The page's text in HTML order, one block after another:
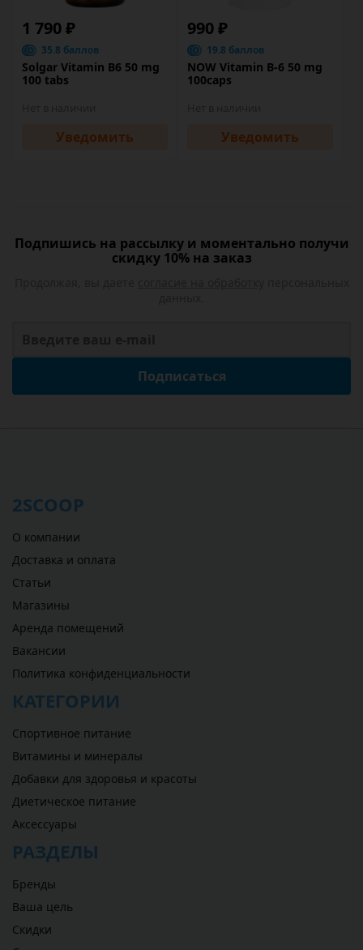
1 790 ₽
35.8 баллов
Solgar Vitamin B6 50 mg
100 tabs
Уведомить
990 ₽
19.8 баллов
NOW Vitamin B-6 50 mg
100caps
Уведомить
Подпишись на рассылку и моментально получи
скидку 10% на заказ
Подписаться
2SCOOP
О компании
Доставка и оплата
Статьи
Магазины
Аренда помещений
Вакансии
Политика конфиденциальности
КАТЕГОРИИ
Спортивное питание
Витамины и минералы
Добавки для здоровья и красоты
Диетическое питание
Аксессуары
РАЗДЕЛЫ
Бренды
Ваша цель
Скидки